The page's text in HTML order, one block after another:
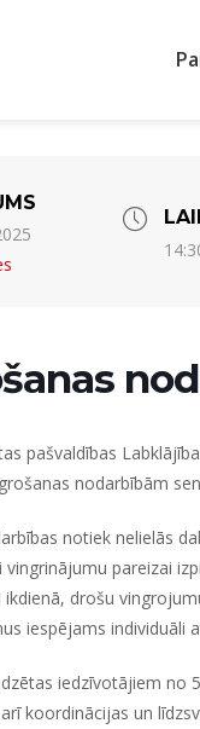
pašvaldības
nodarbībām
notiek nelielās
vingrinājumu pareizai
drošu
iespējams
iedzīvotājiem no
koordinācijas un